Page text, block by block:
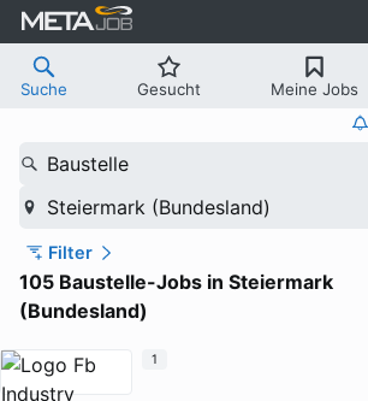
Suche Gesucht Meine Jobs
Baustelle
Steiermark (Bundesland)
Filter
105 Baustelle-Jobs in Steiermark
(Bundesland)
1